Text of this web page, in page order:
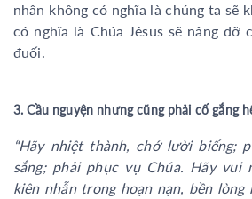
nhân không có nghĩa là chúng ta sẽ
có nghĩa là Chúa Jêsus sẽ nâng đỡ
đuối.
3. Cầu nguyện nhưng cũng phải cố gắng
“Hãy nhiệt thành, chớ lười biếng;
sắng; phải phục vụ Chúa. Hãy vui
kiên nhẫn trong hoạn nạn, bền lòng